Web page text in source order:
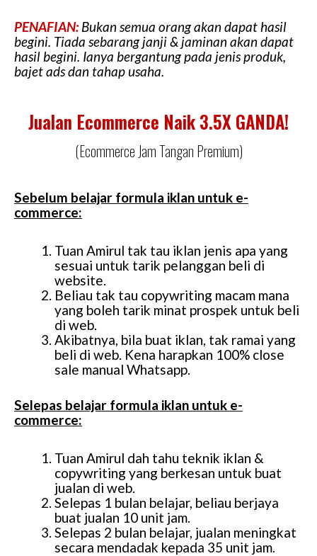
PENAFIAN: Bukan semua orang akan dapat hasil
begini. Tiada sebarang janji & jaminan akan dapat
hasil begini. Ianya bergantung pada jenis produk,
bajet ads dan tahap usaha.
Jualan Ecommerce Naik 3.5X GANDA!
(Ecommerce Jam Tangan Premium)
Sebelum belajar formula iklan untuk e-
commerce:
Tuan Amirul tak tau iklan jenis apa yang
sesuai untuk tarik pelanggan beli di
website.
Beliau tak tau copywriting macam mana
yang boleh tarik minat prospek untuk beli
di web.
Akibatnya, bila buat iklan, tak ramai yang
beli di web. Kena harapkan 100% close
sale manual Whatsapp.
Selepas belajar formula iklan untuk e-
commerce:
Tuan Amirul dah tahu teknik iklan &
copywriting yang berkesan untuk buat
jualan di web.
Selepas 1 bulan belajar, beliau berjaya
buat jualan 10 unit jam.
Selepas 2 bulan belajar, jualan meningkat
secara mendadak kepada 35 unit jam.